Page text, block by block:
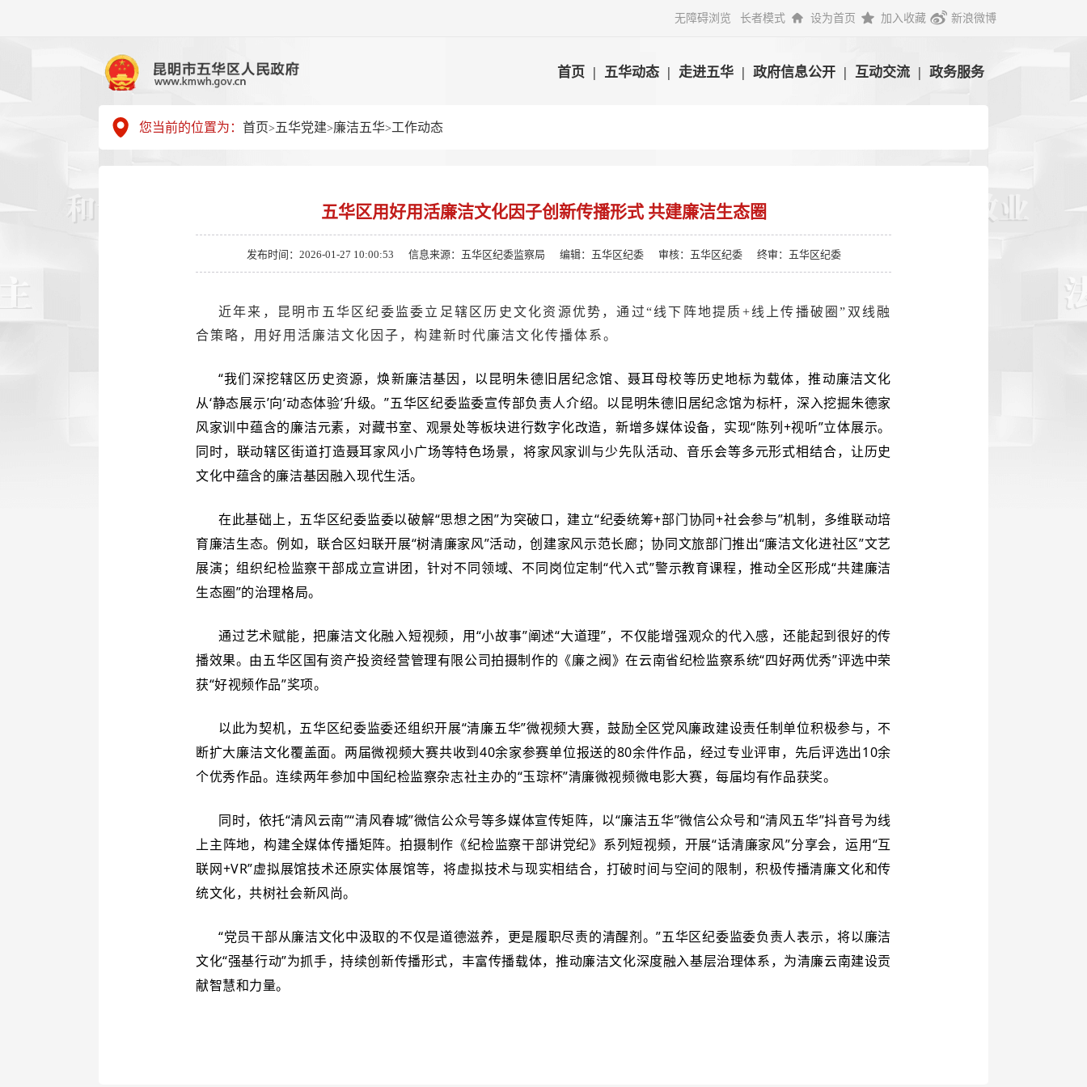
无障碍浏览 长者模式 设为首页 加入收藏 新浪微博
首页 | 五华动态 | 走进五华 | 政府信息公开 | 互动交流 | 政务服务
您当前的位置为： 首页> 五华党建>廉洁五华>工作动态
五华区用好用活廉洁文化因子创新传播形式 共建廉洁生态圈
发布时间：2026-01-27 10:00:53 信息来源：五华区纪委监察局 编辑：五华区纪委 审核：五华区纪委 终审：五华区纪委
近年来，昆明市五华区纪委监委立足辖区历史文化资源优势，通过“线下阵地提质+线上传播破圈”双线融
合策略，用好用活廉洁文化因子，构建新时代廉洁文化传播体系。
“我们深挖辖区历史资源，焕新廉洁基因，以昆明朱德旧居纪念馆、聂耳母校等历史地标为载体，推动廉洁文化
从‘静态展示’向‘动态体验’升级。”五华区纪委监委宣传部负责人介绍。以昆明朱德旧居纪念馆为标杆，深入挖掘朱德家
风家训中蕴含的廉洁元素，对藏书室、观景处等板块进行数字化改造，新增多媒体设备，实现“陈列+视听”立体展示。
同时，联动辖区街道打造聂耳家风小广场等特色场景，将家风家训与少先队活动、音乐会等多元形式相结合，让历史
文化中蕴含的廉洁基因融入现代生活。
在此基础上，五华区纪委监委以破解“思想之困”为突破口，建立“纪委统筹+部门协同+社会参与”机制，多维联动培
育廉洁生态。例如，联合区妇联开展“树清廉家风”活动，创建家风示范长廊；协同文旅部门推出“廉洁文化进社区”文艺
展演；组织纪检监察干部成立宣讲团，针对不同领域、不同岗位定制“代入式”警示教育课程，推动全区形成“共建廉洁
生态圈”的治理格局。
通过艺术赋能，把廉洁文化融入短视频，用“小故事”阐述“大道理”，不仅能增强观众的代入感，还能起到很好的传
播效果。由五华区国有资产投资经营管理有限公司拍摄制作的《廉之阀》在云南省纪检监察系统“四好两优秀”评选中荣
获“好视频作品”奖项。
以此为契机，五华区纪委监委还组织开展“清廉五华”微视频大赛，鼓励全区党风廉政建设责任制单位积极参与，不
断扩大廉洁文化覆盖面。两届微视频大赛共收到40余家参赛单位报送的80余件作品，经过专业评审，先后评选出10余
个优秀作品。连续两年参加中国纪检监察杂志社主办的“玉琮杯”清廉微视频微电影大赛，每届均有作品获奖。
同时，依托“清风云南”“清风春城”微信公众号等多媒体宣传矩阵，以“廉洁五华”微信公众号和“清风五华”抖音号为线
上主阵地，构建全媒体传播矩阵。拍摄制作《纪检监察干部讲党纪》系列短视频，开展“话清廉家风”分享会，运用“互
联网+VR”虚拟展馆技术还原实体展馆等，将虚拟技术与现实相结合，打破时间与空间的限制，积极传播清廉文化和传
统文化，共树社会新风尚。
“党员干部从廉洁文化中汲取的不仅是道德滋养，更是履职尽责的清醒剂。”五华区纪委监委负责人表示，将以廉洁
文化“强基行动”为抓手，持续创新传播形式，丰富传播载体，推动廉洁文化深度融入基层治理体系，为清廉云南建设贡
献智慧和力量。